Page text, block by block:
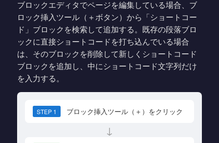
ブロックエディタでページを編集している場合、ブ
ロック挿入ツール（＋ボタン）から「ショートコー
ド」ブロックを検索して追加する。既存の段落ブロ
ックに直接ショートコードを打ち込んでいる場合
は、そのブロックを削除して新しくショートコード
ブロックを追加し、中にショートコード文字列だけ
を入力する。
STEP 1 ブロック挿入ツール（＋）をクリック
↓